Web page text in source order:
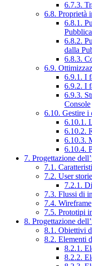
6.7.3.
6.8. Proprietà
6.8.1.
6.8.2.
dalla
6.8.3.
6.9.
6.9.1. I
6.9.2. I
6.9.3.
Console
6.10. Gestire i
6.10.1.
6.10.2.
6.10.3.
6.10.4.
7. Progettazione
7.1.
7.2. User
7.2.1.
7.3. Flussi di
7.4. Wireframe
7.5. Prototipi
8. Progettazione
8.1. Obiettivi
8.2. Elementi
8.2.1.
8.2.2.